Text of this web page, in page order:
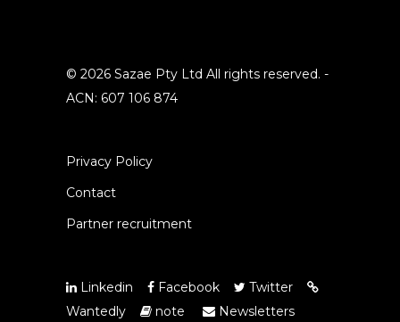
© 2026 Sazae Pty Ltd All rights reserved. -
ACN: 607 106 874
Privacy Policy
Contact
Partner recruitment
Linkedin Facebook
Twitter
Wantedly
note Newsletters